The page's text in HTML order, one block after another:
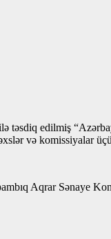
edilmiş
və komissiyalar
Aqrar Sənaye